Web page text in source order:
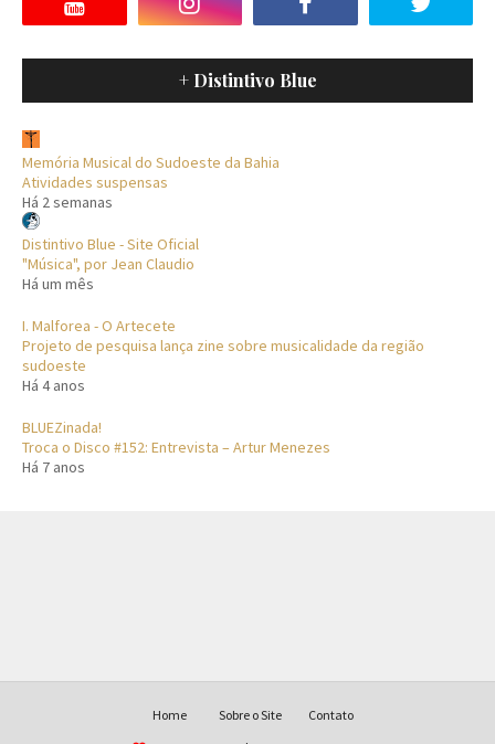
+ Distintivo Blue
Memória Musical do Sudoeste da Bahia
Atividades suspensas
Há 2 semanas
Distintivo Blue - Site Oficial
"Música", por Jean Claudio
Há um mês
I. Malforea - O Artecete
Projeto de pesquisa lança zine sobre musicalidade da região
sudoeste
Há 4 anos
BLUEZinada!
Troca o Disco #152: Entrevista – Artur Menezes
Há 7 anos
Home Sobre o Site
Contato